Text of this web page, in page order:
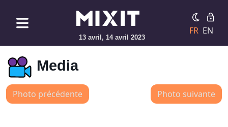
13 avril, 14 avril 2023
FR EN
Media
Photo précédente Photo suivante